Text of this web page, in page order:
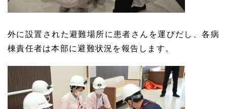
外に設置された避難場所に患者さんを運びだし、各病
棟責任者は本部に避難状況を報告します。